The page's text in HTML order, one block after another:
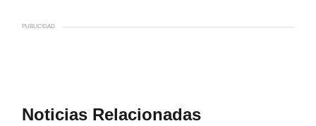
PUBLICIDAD
Noticias Relacionadas